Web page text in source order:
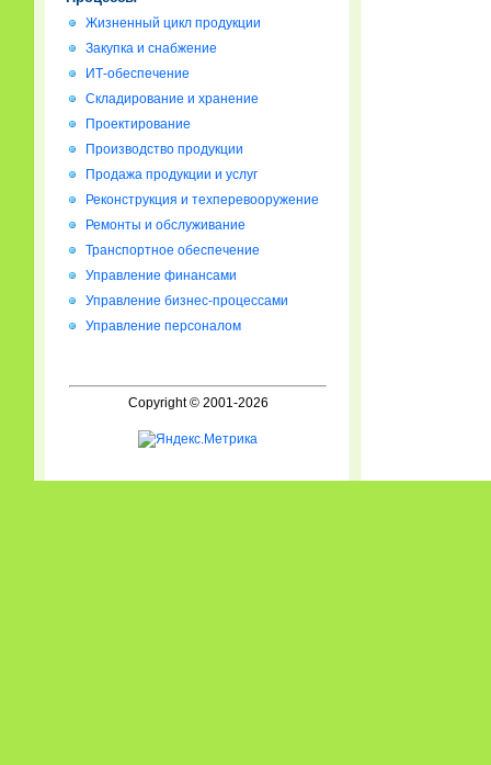
Жизненный цикл продукции
Закупка и снабжение
ИТ-обеспечение
Складирование и хранение
Проектирование
Производство продукции
Продажа продукции и услуг
Реконструкция и техперевооружение
Ремонты и обслуживание
Транспортное обеспечение
Управление финансами
Управление бизнес-процессами
Управление персоналом
Copyright © 2001-2026